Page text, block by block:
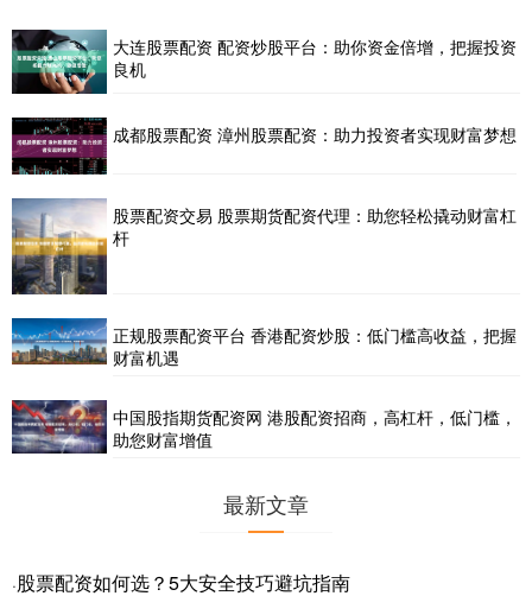
大连股票配资 配资炒股平台：助你资金倍增，把握投资
良机
成都股票配资 漳州股票配资：助力投资者实现财富梦想
股票配资交易 股票期货配资代理：助您轻松撬动财富杠
杆
正规股票配资平台 香港配资炒股：低门槛高收益，把握
财富机遇
中国股指期货配资网 港股配资招商，高杠杆，低门槛，
助您财富增值
最新文章
·股票配资如何选？5大安全技巧避坑指南